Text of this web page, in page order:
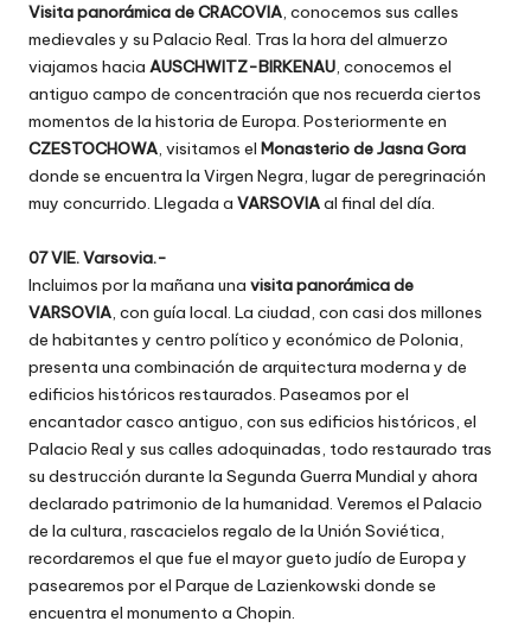
Visita panorámica de CRACOVIA, conocemos sus calles
medievales y su Palacio Real. Tras la hora del almuerzo
viajamos hacia AUSCHWITZ-BIRKENAU, conocemos el
antiguo campo de concentración que nos recuerda ciertos
momentos de la historia de Europa. Posteriormente en
CZESTOCHOWA, visitamos el Monasterio de Jasna Gora
donde se encuentra la Virgen Negra, lugar de peregrinación
muy concurrido. Llegada a VARSOVIAal final del día.
07 VIE. Varsovia.-
Incluimos por la mañana una visita panorámica de
VARSOVIA, con guía local. La ciudad, con casi dos millones
de habitantes y centro político y económico de Polonia,
presenta una combinación de arquitectura moderna y de
edificios históricos restaurados. Paseamos por el
encantador casco antiguo, con sus edificios históricos, el
Palacio Real y sus calles adoquinadas, todo restaurado tras
su destrucción durante la Segunda Guerra Mundial y ahora
declarado patrimonio de la humanidad. Veremos el Palacio
de la cultura, rascacielos regalo de la Unión Soviética,
recordaremos el que fue el mayor gueto judío de Europa y
pasearemos por el Parque de Lazienkowski donde se
encuentra el monumento a Chopin.